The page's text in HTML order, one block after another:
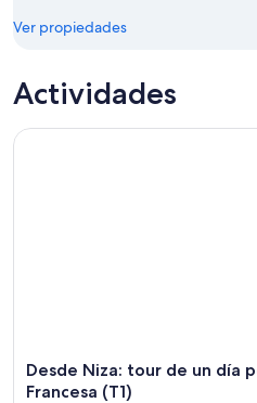
Ver propiedades
Actividades
Desde Niza: tour de un día
Francesa (T1)
Desde Niza: tour de un día por